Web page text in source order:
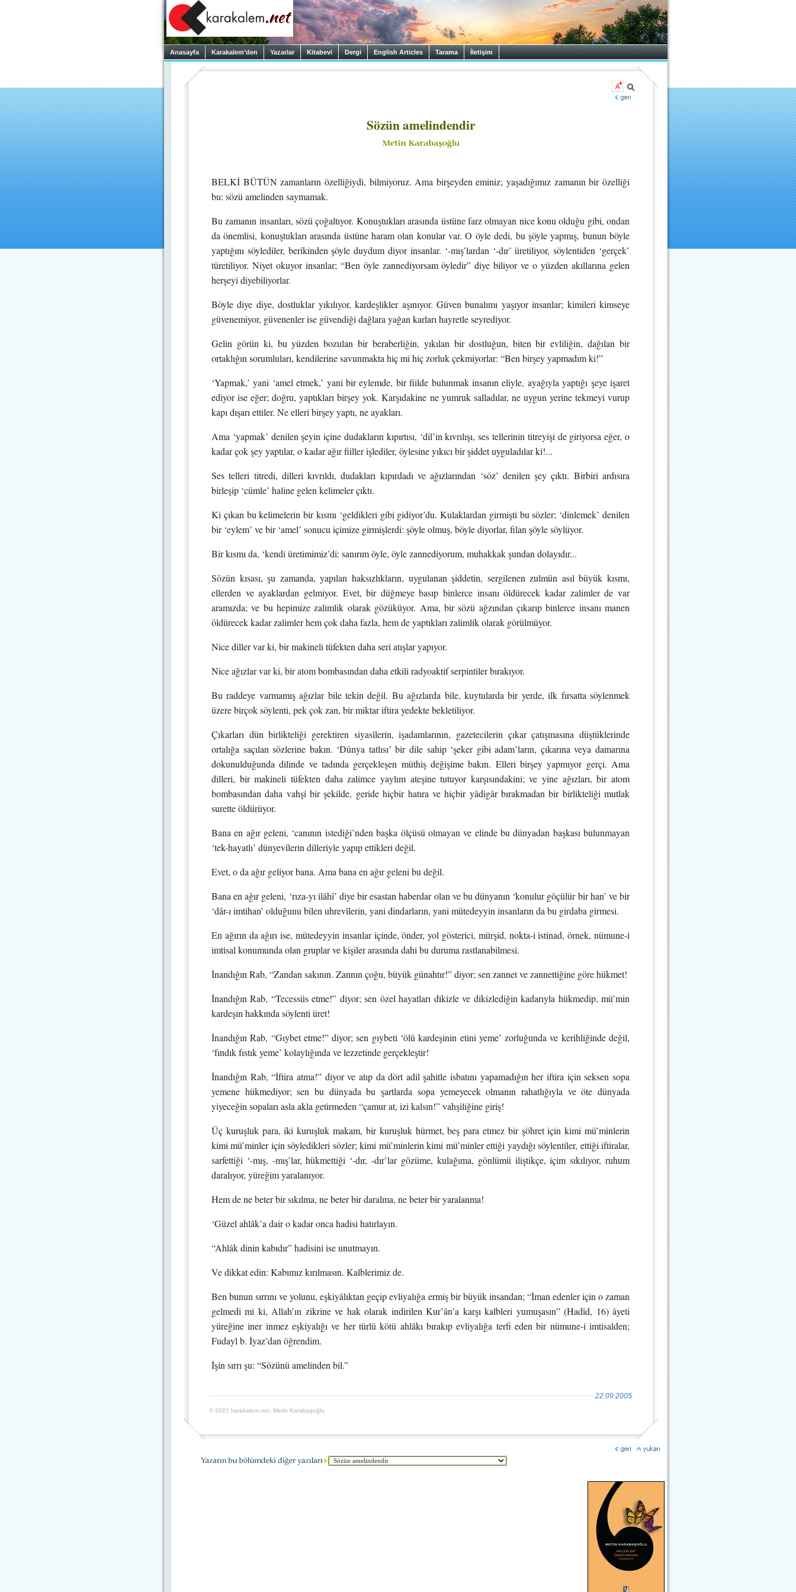
Anasayfa Karakalem’den Yazarlar Kitabevi Dergi English Articles Tarama İletişim
Sözün amelindendir
BELKİ BÜTÜN zamanların özelliğiydi, bilmiyoruz. Ama birşeyden eminiz; yaşadığımız zamanın bir özelliği
bu: sözü amelinden saymamak.
Bu zamanın insanları, sözü çoğaltıyor. Konuştukları arasında üstüne farz olmayan nice konu olduğu gibi, ondan
da önemlisi, konuştukları arasında üstüne haram olan konular var. O öyle dedi, bu şöyle yapmış, bunun böyle
yaptığını söylediler, berikinden şöyle duydum diyor insanlar. ‘-mış’lardan ‘-dır’ üretiliyor, söylentiden ‘gerçek’
türetiliyor. Niyet okuyor insanlar; “Ben öyle zannediyorsam öyledir” diye biliyor ve o yüzden akıllarına gelen
herşeyi diyebiliyorlar.
Böyle diye diye, dostluklar yıkılıyor, kardeşlikler aşınıyor. Güven bunalımı yaşıyor insanlar; kimileri kimseye
güvenemiyor, güvenenler ise güvendiği dağlara yağan karları hayretle seyrediyor.
Gelin görün ki, bu yüzden bozulan bir beraberliğin, yıkılan bir dostluğun, biten bir evliliğin, dağılan bir
ortaklığın sorumluları, kendilerine savunmakta hiç mi hiç zorluk çekmiyorlar: “Ben birşey yapmadım ki!”
‘Yapmak,’ yani ‘amel etmek,’ yani bir eylemde, bir fiilde bulunmak insanın eliyle, ayağıyla yaptığı şeye işaret
ediyor ise eğer; doğru, yaptıkları birşey yok. Karşıdakine ne yumruk salladılar, ne uygun yerine tekmeyi vurup
kapı dışarı ettiler. Ne elleri birşey yaptı, ne ayakları.
Ama ‘yapmak’ denilen şeyin içine dudakların kıpırtısı, ‘dil’in kıvrılışı, ses tellerinin titreyişi de giriyorsa eğer, o
kadar çok şey yaptılar, o kadar ağır fiiller işlediler, öylesine yıkıcı bir şiddet uyguladılar ki!...
Ses telleri titredi, dilleri kıvrıldı, dudakları kıpırdadı ve ağızlarından ‘söz’ denilen şey çıktı. Birbiri ardısıra
birleşip ‘cümle’ haline gelen kelimeler çıktı.
Ki çıkan bu kelimelerin bir kısmı ‘geldikleri gibi gidiyor’du. Kulaklardan girmişti bu sözler; ‘dinlemek’ denilen
bir ‘eylem’ ve bir ‘amel’ sonucu içimize girmişlerdi: şöyle olmuş, böyle diyorlar, filan şöyle söylüyor.
Bir kısmı da, ‘kendi üretimimiz’di: sanırım öyle, öyle zannediyorum, muhakkak şundan dolayıdır...
Sözün kısası, şu zamanda, yapılan haksızlıkların, uygulanan şiddetin, sergilenen zulmün asıl büyük kısmı,
ellerden ve ayaklardan gelmiyor. Evet, bir düğmeye basıp binlerce insanı öldürecek kadar zalimler de var
aramızda; ve bu hepimize zalimlik olarak gözüküyor. Ama, bir sözü ağzından çıkarıp binlerce insanı manen
öldürecek kadar zalimler hem çok daha fazla, hem de yaptıkları zalimlik olarak görülmüyor.
Nice diller var ki, bir makineli tüfekten daha seri atışlar yapıyor.
Nice ağızlar var ki, bir atom bombasından daha etkili radyoaktif serpintiler bırakıyor.
Bu raddeye varmamış ağızlar bile tekin değil. Bu ağızlarda bile, kuytularda bir yerde, ilk fırsatta söylenmek
üzere birçok söylenti, pek çok zan, bir miktar iftira yedekte bekletiliyor.
Çıkarları dün birlikteliği gerektiren siyasîlerin, işadamlarının, gazetecilerin çıkar çatışmasına düştüklerinde
ortalığa saçılan sözlerine bakın. ‘Dünya tatlısı’ bir dile sahip ‘şeker gibi adam’ların, çıkarına veya damarına
dokunulduğunda dilinde ve tadında gerçekleşen müthiş değişime bakın. Elleri birşey yapmıyor gerçi. Ama
dilleri, bir makineli tüfekten daha zalimce yaylım ateşine tutuyor karşısındakini; ve yine ağızları, bir atom
bombasından daha vahşi bir şekilde, geride hiçbir hatıra ve hiçbir yâdigâr bırakmadan bir birlikteliği mutlak
surette öldürüyor.
Bana en ağır geleni, ‘canının istediği’nden başka ölçüsü olmayan ve elinde bu dünyadan başkası bulunmayan
‘tek-hayatlı’ dünyevîlerin dilleriyle yapıp ettikleri değil.
Evet, o da ağır geliyor bana. Ama bana en ağır geleni bu değil.
Bana en ağır geleni, ‘rıza-yı ilâhî’ diye bir esastan haberdar olan ve bu dünyanın ‘konulur göçülür bir han’ ve bir
‘dâr-ı imtihan’ olduğunu bilen uhrevîlerin, yani dindarların, yani mütedeyyin insanların da bu girdaba girmesi.
En ağırın da ağırı ise, mütedeyyin insanlar içinde, önder, yol gösterici, mürşid, nokta-i istinad, örnek, nümune-i
imtisal konumunda olan gruplar ve kişiler arasında dahi bu duruma rastlanabilmesi.
İnandığın Rab, “Zandan sakının. Zannın çoğu, büyük günahtır!” diyor; sen zannet ve zannettiğine göre hükmet!
İnandığın Rab, “Tecessüs etme!” diyor; sen özel hayatları dikizle ve dikizlediğin kadarıyla hükmedip, mü’min
kardeşin hakkında söylenti üret!
İnandığın Rab, “Gıybet etme!” diyor; sen gıybeti ‘ölü kardeşinin etini yeme’ zorluğunda ve kerihliğinde değil,
‘fındık fıstık yeme’ kolaylığında ve lezzetinde gerçekleştir!
İnandığın Rab, “İftira atma!” diyor ve atıp da dört adil şahitle isbatını yapamadığın her iftira için seksen sopa
yemene hükmediyor; sen bu dünyada bu şartlarda sopa yemeyecek olmanın rahatlığıyla ve öte dünyada
yiyeceğin sopaları asla akla getirmeden “çamur at, izi kalsın!” vahşiliğine giriş!
Üç kuruşluk para, iki kuruşluk makam, bir kuruşluk hürmet, beş para etmez bir şöhret için kimi mü’minlerin
kimi mü’minler için söyledikleri sözler; kimi mü’minlerin kimi mü’minler ettiği yaydığı söylentiler, ettiği iftiralar,
sarfettiği ‘-mış, -mış’lar, hükmettiği ‘-dır, -dır’lar gözüme, kulağıma, gönlümü iliştikçe, içim sıkılıyor, ruhum
daralıyor, yüreğim yaralanıyor.
Hem de ne beter bir sıkılma, ne beter bir daralma, ne beter bir yaralanma!
‘Güzel ahlâk’a dair o kadar onca hadisi hatırlayın.
“Ahlâk dinin kabıdır” hadisini ise unutmayın.
Ve dikkat edin: Kabımız kırılmasın. Kalblerimiz de.
Ben bunun sırrını ve yolunu, eşkiyâlıktan geçip evliyalığa ermiş bir büyük insandan; “İman edenler için o zaman
gelmedi mi ki, Allah’ın zikrine ve hak olarak indirilen Kur’ân’a karşı kalbleri yumuşasın” (Hadîd, 16) âyeti
yüreğine iner inmez eşkiyalığı ve her türlü kötü ahlâkı bırakıp evliyalığa terfi eden bir nümune-i imtisalden;
Fudayl b. İyaz’dan öğrendim.
İşin sırrı şu: “Sözünü amelinden bil.”
22.09.2005
© 2021 karakalem.net, Metin Karabaşoğlu